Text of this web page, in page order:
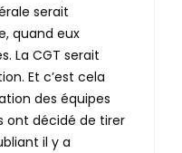
serait
quand eux
La CGT serait
Et c’est cela
des équipes
ont décidé de tirer
il y a